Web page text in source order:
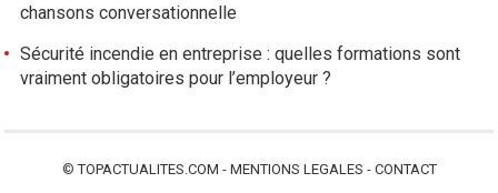
chansons conversationnelle
Sécurité incendie en entreprise : quelles formations sont
vraiment obligatoires pour l’employeur ?
©TOPACTUALITES.COM - MENTIONS LEGALES - CONTACT